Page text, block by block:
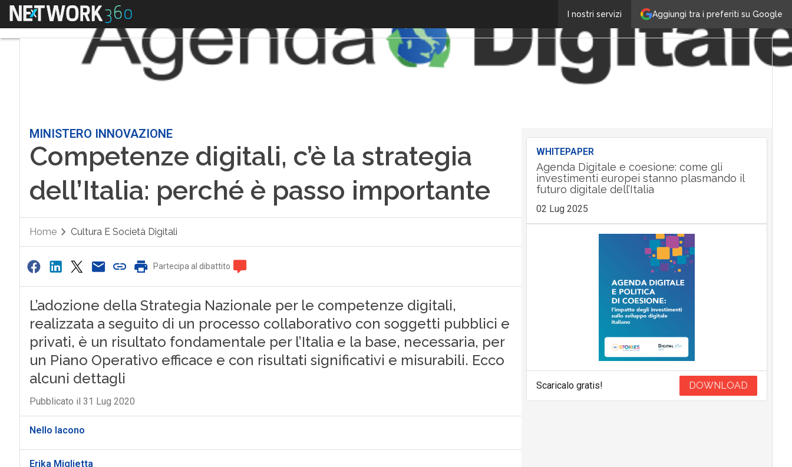
Aggiungi tra i preferiti su Google
I nostri servizi
Menu
MINISTERO INNOVAZIONE
Competenze digitali, c’è la strategia
dell’Italia: perché è passo importante
Home Cultura E Società Digitali
Partecipa al dibattito
L’adozione della Strategia Nazionale per le competenze digitali,
realizzata a seguito di un processo collaborativo con soggetti pubblici e
privati, è un risultato fondamentale per l’Italia e la base, necessaria, per
un Piano Operativo efficace e con risultati significativi e misurabili. Ecco
alcuni dettagli
Pubblicato il 31 Lug 2020
Nello Iacono
Erika Miglietta
WHITEPAPER
Agenda Digitale e coesione: come gli
investimenti europei stanno plasmando il
futuro digitale dell’Italia
02 Lug 2025
Scaricalo gratis! DOWNLOAD